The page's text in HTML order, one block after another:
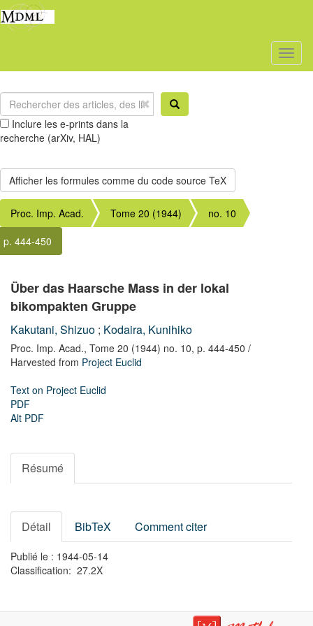
Inclure les e-prints dans la
recherche (arXiv, HAL)
Proc. Imp. Acad. Tome 20 (1944)
no. 10
p. 444-450
Über das Haarsche Mass in der lokal
bikompakten Gruppe
Kakutani, Shizuo ; Kodaira, Kunihiko
Proc. Imp. Acad., Tome 20 (1944) no. 10, p. 444-450 /
Harvested from Project Euclid
Text on Project Euclid
PDF
Alt PDF
Résumé
Détail BibTeX Comment citer
Publié le : 1944-05-14
Classification: 27.2X